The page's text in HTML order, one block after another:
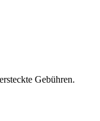
Gebühren.